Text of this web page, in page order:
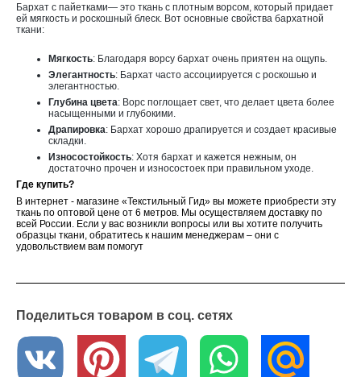
Бархат с пайетками— это ткань с плотным ворсом, который придает
ей мягкость и роскошный блеск. Вот основные свойства бархатной
ткани:
Мягкость: Благодаря ворсу бархат очень приятен на ощупь.
Элегантность: Бархат часто ассоциируется с роскошью и
элегантностью.
Глубина цвета: Ворс поглощает свет, что делает цвета более
насыщенными и глубокими.
Драпировка: Бархат хорошо драпируется и создает красивые
складки.
Износостойкость: Хотя бархат и кажется нежным, он
достаточно прочен и износостоек при правильном уходе.
Где купить?
В интернет - магазине «Текстильный Гид» вы можете приобрести эту
ткань по оптовой цене от 6 метров. Мы осуществляем доставку по
всей России. Если у вас возникли вопросы или вы хотите получить
образцы ткани, обратитесь к нашим менеджерам – они с
удовольствием вам помогут
Поделиться товаром в соц. сетях